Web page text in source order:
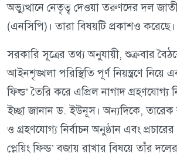
অভ্যুত্থানে নেতৃত্ব দেওয়া তরুণদের দল
(এনসিপি)। তারা বিষয়টি প্রকাশও করেছে।
সরকারি সূত্রের তথ্য অনুযায়ী, শুক্রবার
আইনশৃঙ্খলা পরিস্থিতি পূর্ণ নিয়ন্ত্রণে নিয়ে
ফিল্ড’ তৈরি করে এপ্রিল নাগাদ গ্রহণযোগ্য
ইচ্ছা জানান ড. ইউনূস। অন্যদিকে, তারেক
ও গ্রহণযোগ্য নির্বাচন অনুষ্ঠান এবং প্রচারের
প্লেয়িং ফিল্ড’ বজায় রাখার বিষয়ে তাঁর